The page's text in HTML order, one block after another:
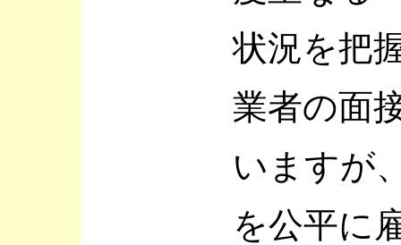
状況を把
業者の面
いますが
を公平に